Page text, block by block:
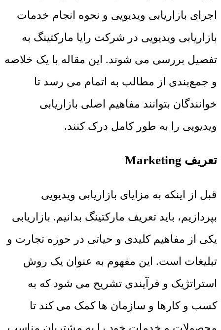
اجرای بازاریابی ویدیویی و نحوه انجام خدمات
بازاریابی ویدیویی در شرکت رایا مارکتینگ به
تفصیل بررسی می شوند. این مقاله با یک خلاصه
و جمع‌بندی از مطالب به اتمام می رسد تا
خوانندگان بتوانند مفاهیم اصلی بازاریابی
ویدیویی را به طور کامل درک کنند.
تعریف Marketing
قبل از اینکه به مزایای بازاریابی ویدیویی
بپردازیم، باید تعریف مارکتینگ بدانیم. بازاریابی
یکی از مفاهیم کلیدی و حیاتی در حوزه تجارت و
تبلیغات است. این مفهوم به عنوان یک روش
استراتژیک و فرآیندی تشریح می شود که به
کسب و کارها و سازمان ها کمک می کند تا